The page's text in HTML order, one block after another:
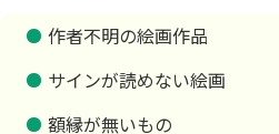
作者不明の絵画作品
サインが読めない絵画
額縁が無いもの